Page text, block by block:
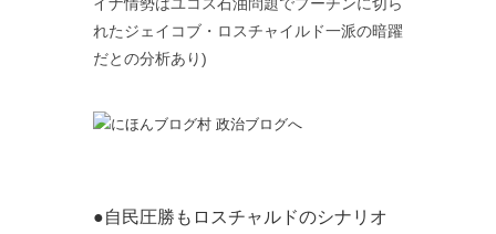
れたジェイコブ・ロスチャイルド一派の暗躍
だとの分析あり)
●自民圧勝もロスチャルドのシナリオ